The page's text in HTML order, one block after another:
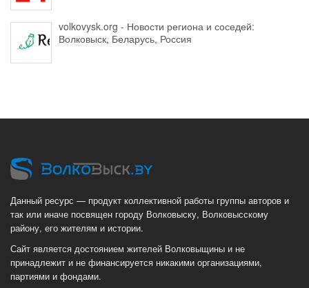
volkovysk.org - Новости региона и соседей:
Волковыск, Беларусь, Россия
Данный ресурс — продукт коллективной работы группы авторов и
так или иначе посвящен городу Волковыску, Волковысскому
району, его жителям и истории.
Сайт является достоянием жителей Волковыщины и не
принадлежит и не финансируется никакими организациями,
партиями и фондами.